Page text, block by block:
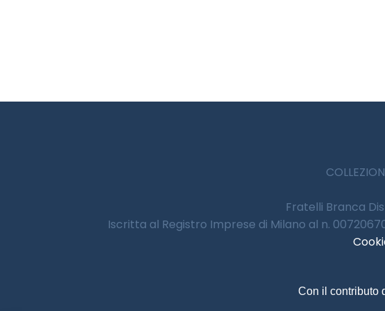
Fratelli Branca
Iscritta al Registro Imprese di Milano al n.
Con il contributo